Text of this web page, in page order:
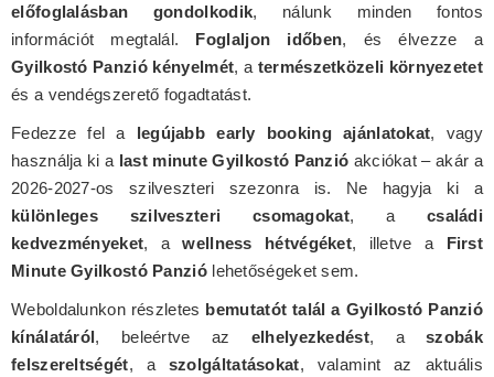
előfoglalásban gondolkodik, nálunk minden fontos
információt megtalál. Foglaljon időben, és élvezze a
Gyilkostó Panzió kényelmét, a természetközeli környezetet
és a vendégszerető fogadtatást.
Fedezze fel a legújabb early booking ajánlatokat, vagy
használja ki a last minute Gyilkostó Panzió akciókat – akár a
2026-2027-os szilveszteri szezonra is. Ne hagyja ki a
különleges szilveszteri csomagokat, a családi
kedvezményeket, awellness hétvégéket, illetve a First
Minute Gyilkostó Panziólehetőségeket sem.
Weboldalunkon részletes bemutatót talál a Gyilkostó Panzió
kínálatáról, beleértve az elhelyezkedést, aszobák
felszereltségét, a szolgáltatásokat, valamint az aktuális